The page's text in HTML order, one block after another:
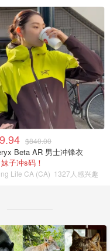
$840.00
Beta AR 男士冲锋衣
子冲s码！
Life CA (CA) 1327人感兴趣